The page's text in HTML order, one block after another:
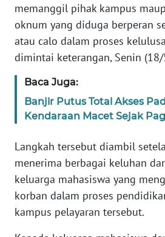
memanggil pihak kampus
oknum yang diduga berperan
atau calo dalam proses
dimintai keterangan, Senin
Baca Juga:
Banjir Putus Total Akses
Kendaraan Macet Sejak
Langkah tersebut diambil
menerima berbagai keluhan
keluarga mahasiswa yang
korban dalam proses
kampus pelayaran tersebut.
WN
BANTEN
WN
WN
KEPRI
WN
PAPUA
WN
BARAT